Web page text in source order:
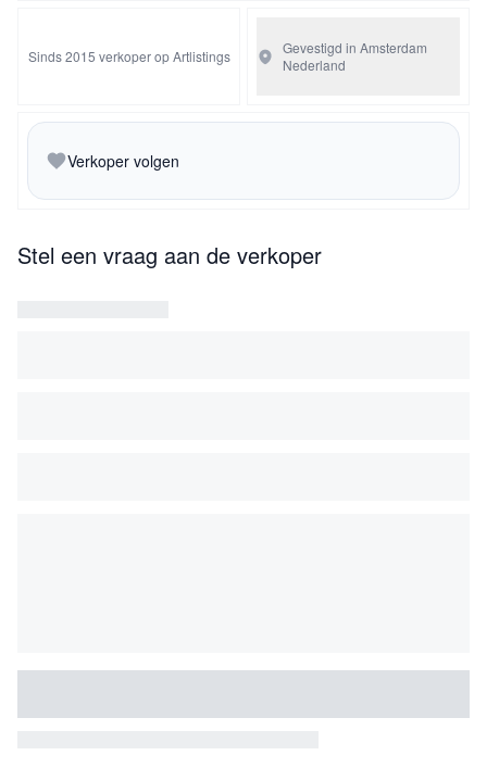
Sinds 2015 verkoper op Artlistings
Gevestigd in Amsterdam
Nederland
Verkoper volgen
Stel een vraag aan de verkoper